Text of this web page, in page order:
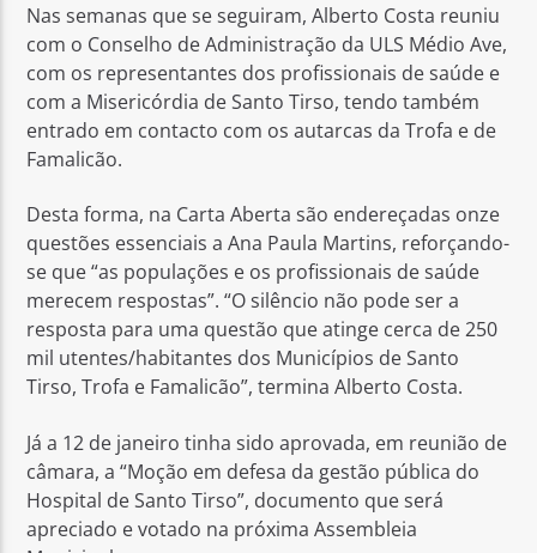
Nas semanas que se seguiram, Alberto Costa reuniu
com o Conselho de Administração da ULS Médio Ave,
com os representantes dos profissionais de saúde e
com a Misericórdia de Santo Tirso, tendo também
entrado em contacto com os autarcas da Trofa e de
Famalicão.
Desta forma, na Carta Aberta são endereçadas onze
questões essenciais a Ana Paula Martins, reforçando-
se que “as populações e os profissionais de saúde
merecem respostas”. “O silêncio não pode ser a
resposta para uma questão que atinge cerca de 250
mil utentes/habitantes dos Municípios de Santo
Tirso, Trofa e Famalicão”, termina Alberto Costa.
Já a 12 de janeiro tinha sido aprovada, em reunião de
câmara, a “Moção em defesa da gestão pública do
Hospital de Santo Tirso”, documento que será
apreciado e votado na próxima Assembleia